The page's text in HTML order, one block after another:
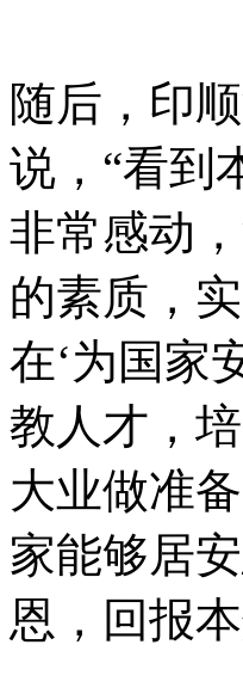
随后，印
说，“看到
非常感动
的素质，
在‘为国家
教人才，
大业做准
家能够居
恩，回报